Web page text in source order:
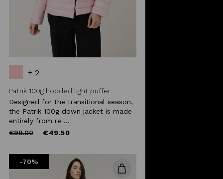
+ 2
Patrik 100g hooded light puffer
Designed for the transitional season,
the Patrik 100g down jacket is made
entirely from re ...
Price
€99.00to €49.50
-70%